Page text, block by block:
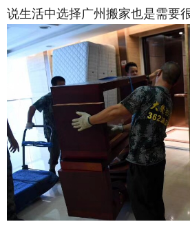
说生活中选择广州搬家也是需要